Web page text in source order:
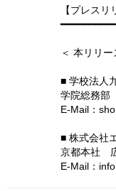
【プレスリ
＜ 本リリ
■ 学校法人
学院総務
E-Mail：
■ 株式会社
京都本社
E-Mail：